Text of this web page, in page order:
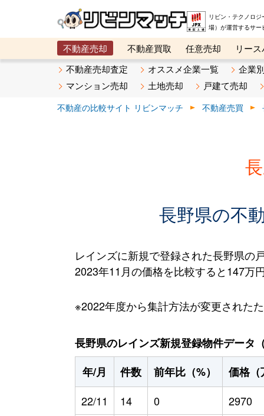
リビン・テクノロ
場）が運営するサ
不動産売却 不動産買取 任意売却
リー
メタ住宅展示場
ベスト不動産カンパニー オ
不動産売却査定 オススメ企業一覧
企業
マンション売却
土地売却 戸建て売却
不動産の比較サイト リビンマッチ 不動産売買
長野県の不
レインズに新規で登録された長野県の
2023年11月の価格を比較すると147万
※2022年度から集計方法が変更された
長野県のレインズ新規登録物件データ
年/月
件数 前年比（%）
価格（
22/11
14 0
2970